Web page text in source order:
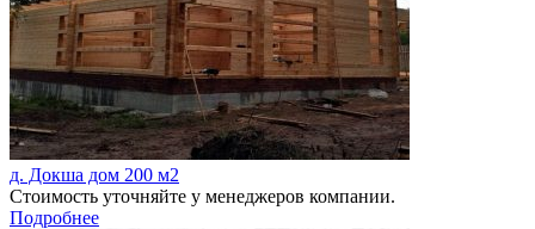
д. Докша дом 200 м2
Стоимость уточняйте у менеджеров компании.
Подробнее